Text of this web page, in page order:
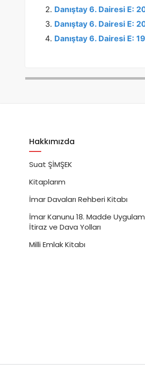
Danıştay 6. Dairesi E:
Danıştay 6. Dairesi E:
Danıştay 6. Dairesi E:
Hakkımızda
Suat ŞİMŞEK
Kitaplarım
İmar Davaları Rehberi Kitabı
İmar Kanunu 18. Madde
İtiraz ve Dava Yolları
Milli Emlak Kitabı